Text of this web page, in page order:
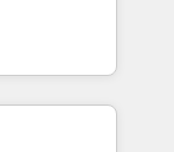
to global
and
and
CRM